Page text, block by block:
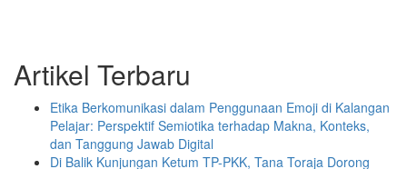
Artikel Terbaru
Etika Berkomunikasi dalam Penggunaan Emoji di Kalangan
Pelajar: Perspektif Semiotika terhadap Makna, Konteks,
dan Tanggung Jawab Digital
Di Balik Kunjungan Ketum TP-PKK, Tana Toraja Dorong